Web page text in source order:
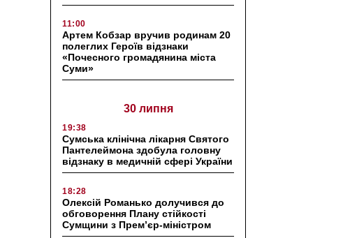
11:00
Артем Кобзар вручив родинам 20
полеглих Героїв відзнаки
«Почесного громадянина міста
Суми»
30 липня
19:38
Сумська клінічна лікарня Святого
Пантелеймона здобула головну
відзнаку в медичній сфері України
18:28
Олексій Романько долучився до
обговорення Плану стійкості
Сумщини з Прем’єр-міністром